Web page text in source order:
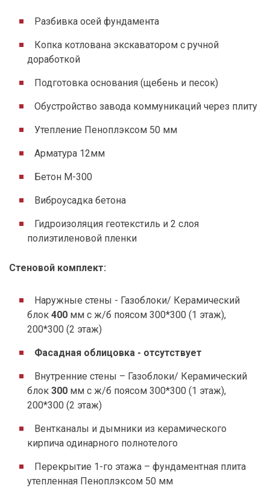
Разбивка осей фундамента
Копка котлована экскаватором с ручной
доработкой
Подготовка основания (щебень и песок)
Обустройство завода коммуникаций через плиту
Утепление Пеноплэксом 50 мм
Арматура 12мм
Бетон М-300
Виброусадка бетона
Гидроизоляция геотекстиль и 2 слоя
полиэтиленовой пленки
Стеновой комплект:
Наружные стены - Газоблоки/ Керамический
блок 400 мм с ж/б поясом 300*300 (1 этаж),
200*300 (2 этаж)
Фасадная облицовка - отсутствует
Внутренние стены – Газоблоки/ Керамический
блок 300 мм с ж/б поясом 300*300 (1 этаж),
200*300 (2 этаж)
Вентканалы и дымники из керамического
кирпича одинарного полнотелого
Перекрытие 1-го этажа – фундаментная плита
утепленная Пеноплэксом 50 мм